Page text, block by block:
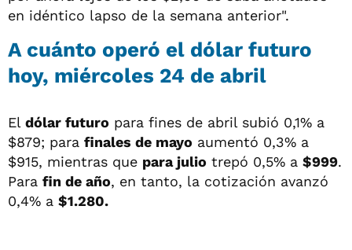
en idéntico lapso de la semana anterior".
A cuánto operó el dólar futuro
hoy, miércoles 24 de abril
El dólar futuro para fines de abril subió 0,1% a
$879; para finales de mayo aumentó 0,3% a
$915, mientras que para julio trepó 0,5% a $999.
Para fin de año, en tanto, la cotización avanzó
0,4% a $1.280.